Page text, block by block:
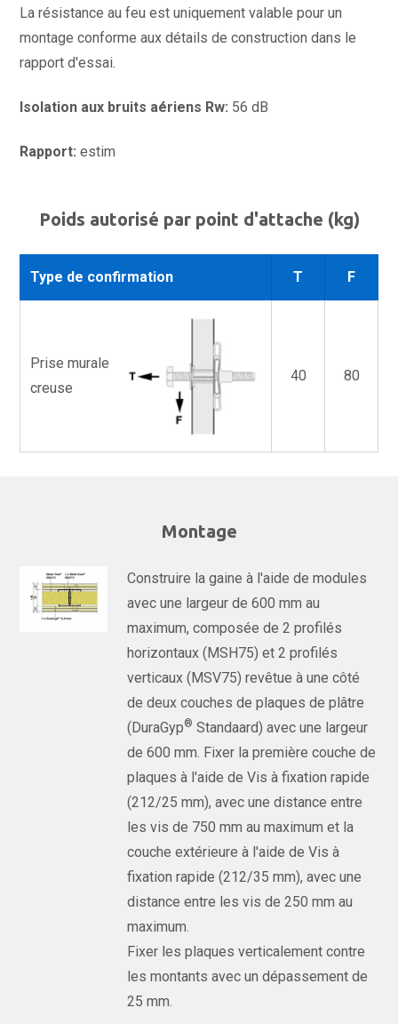
La résistance au feu est uniquement valable pour un
montage conforme aux détails de construction dans le
rapport d'essai.
Isolation aux bruits aériens Rw: 56 dB
Rapport: estim
Poids autorisé par point d'attache (kg)
Type de confirmation T F
Prise murale
creuse
40 80
Montage
Construire la gaine à l'aide de modules
avec une largeur de 600 mm au
maximum, composée de 2 profilés
horizontaux (MSH75) et 2 profilés
verticaux (MSV75) revêtue à une côté
de deux couches de plaques de plâtre
(DuraGyp® Standaard) avec une largeur
de 600 mm. Fixer la première couche de
plaques à l'aide de Vis à fixation rapide
(212/25 mm), avec une distance entre
les vis de 750 mm au maximum et la
couche extérieure à l'aide de Vis à
fixation rapide (212/35 mm), avec une
distance entre les vis de 250 mm au
maximum.
Fixer les plaques verticalement contre
les montants avec un dépassement de
25 mm.